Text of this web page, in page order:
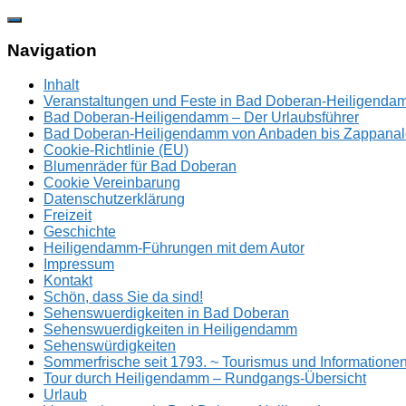
Zum
springen
Navigation
Inhalt
Veranstaltungen und Feste in Bad Doberan-
Bad Doberan-Heiligendamm – Der Urlaubsführer
Bad Doberan-Heiligendamm von Anbaden bis
Cookie-Richtlinie (EU)
Blumenräder für Bad Doberan
Cookie Vereinbarung
Datenschutzerklärung
Freizeit
Geschichte
Heiligendamm-Führungen mit dem Autor
Impressum
Kontakt
Schön, dass Sie da sind!
Sehenswuerdigkeiten in Bad Doberan
Sehenswuerdigkeiten in Heiligendamm
Sehenswürdigkeiten
Sommerfrische seit 1793. ~ Tourismus und
Tour durch Heiligendamm – Rundgangs-Übersicht
Urlaub